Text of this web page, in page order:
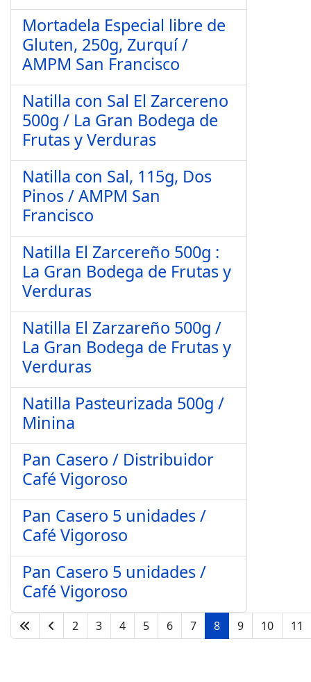
Mortadela Especial libre de
Gluten, 250g, Zurquí /
AMPM San Francisco
Natilla con Sal El Zarcereno
500g / La Gran Bodega de
Frutas y Verduras
Natilla con Sal, 115g, Dos
Pinos / AMPM San
Francisco
Natilla El Zarcereño 500g :
La Gran Bodega de Frutas y
Verduras
Natilla El Zarzareño 500g /
La Gran Bodega de Frutas y
Verduras
Natilla Pasteurizada 500g /
Minina
Pan Casero / Distribuidor
Café Vigoroso
Pan Casero 5 unidades /
Café Vigoroso
Pan Casero 5 unidades /
Café Vigoroso
Page 8 of 11
2 3 4 5 6 7 8 9 10 11